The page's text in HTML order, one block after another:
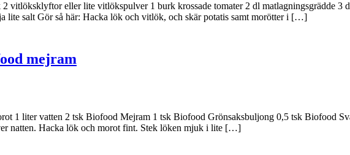
vitlöksklyftor eller lite vitlökspulver 1 burk krossade tomater 2 dl matlagningsgrädde
lite salt Gör så här: Hacka lök och vitlök, och skär potatis samt morötter i […]
mejram
1 liter vatten 2 tsk Biofood Mejram 1 tsk Biofood Grönsaksbuljong 0,5 tsk Biofood
natten. Hacka lök och morot fint. Stek löken mjuk i lite […]